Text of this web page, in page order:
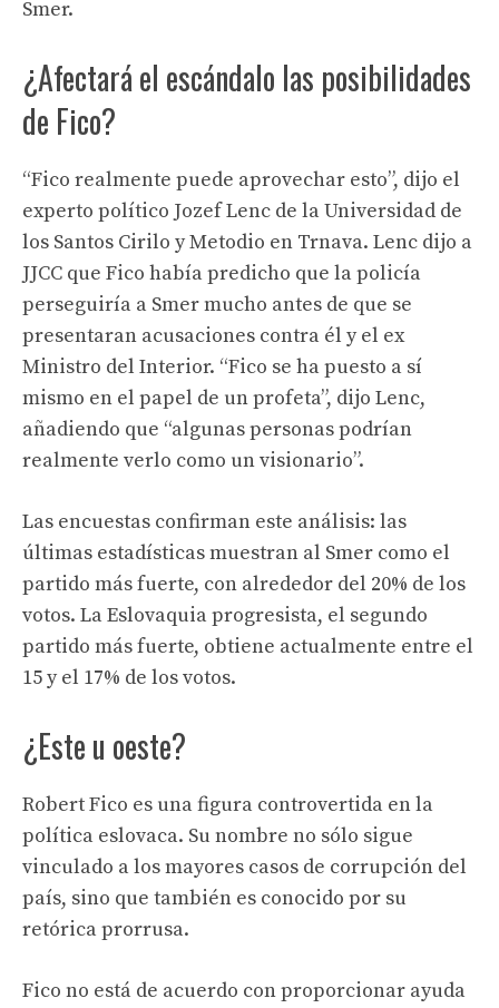
Smer.
¿Afectará el escándalo las posibilidades
de Fico?
“Fico realmente puede aprovechar esto”, dijo el
experto político Jozef Lenc de la Universidad de
los Santos Cirilo y Metodio en Trnava. Lenc dijo a
JJCC que Fico había predicho que la policía
perseguiría a Smer mucho antes de que se
presentaran acusaciones contra él y el ex
Ministro del Interior. “Fico se ha puesto a sí
mismo en el papel de un profeta”, dijo Lenc,
añadiendo que “algunas personas podrían
realmente verlo como un visionario”.
Las encuestas confirman este análisis: las
últimas estadísticas muestran al Smer como el
partido más fuerte, con alrededor del 20% de los
votos. La Eslovaquia progresista, el segundo
partido más fuerte, obtiene actualmente entre el
15 y el 17% de los votos.
¿Este u oeste?
Robert Fico es una figura controvertida en la
política eslovaca. Su nombre no sólo sigue
vinculado a los mayores casos de corrupción del
país, sino que también es conocido por su
retórica prorrusa.
Fico no está de acuerdo con proporcionar ayuda